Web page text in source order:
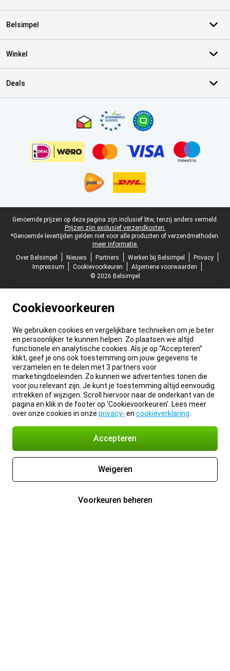
Belsimpel
Winkel
Deals
Juridische voettekst
Genoemde prijzen op deze pagina zijn inclusief btw, tenzij anders vermeld.
Prijzen zijn exclusief verzendkosten.
*Genoemde levertijden gelden niet voor alle producten of verzendmethoden:
meer informatie.
Over Belsimpel
Nieuws Partners Werken bij Belsimpel
Privacy
Impressum
Cookievoorkeuren
Algemene voorwaarden
© 2026 Belsimpel
Cookievoorkeuren
We gebruiken cookies en vergelijkbare technieken om je beter
en persoonlijker te kunnen helpen. Zo plaatsen we altijd
functionele en analytische cookies. Als je op “Accepteren”
klikt, geef je ons ook toestemming om jouw gegevens te
verzamelen en te delen met 3 partners voor
marketingdoeleinden. Zo kunnen we advertenties tonen die
voor jou relevant zijn. Je kunt je toestemming altijd eenvoudig
intrekken of wijzigen. Scroll hiervoor naar de onderkant van de
pagina en klik in de footer op 'Cookievoorkeuren'. Lees meer
over onze cookies in onze privacy- en cookieverklaring
Accepteren
Weigeren
Voorkeuren beheren